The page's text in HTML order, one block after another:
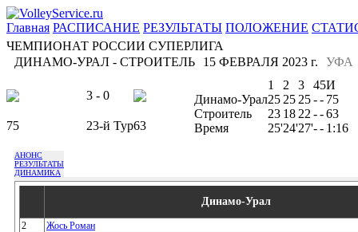
Главная РАСПИСАНИЕ РЕЗУЛЬТАТЫ ПОЛОЖЕНИЕ
ЧЕМПИОНАТ РОССИИ СУПЕРЛИГА
ДИНАМО-УРАЛ - СТРОИТЕЛЬ
УФА
15 ФЕВРАЛЯ 2023 г.
3 - 0
75 23-й Тур63
1 2 3 45И
Динамо-Урал25 25 25-- 75
Строитель
23 18 22 --63
Время
25'24'27'-- 1:16
АНОНС
РЕЗУЛЬТАТЫ
ДИНАМИКА
Динамо-Урал
2
Жось Роман